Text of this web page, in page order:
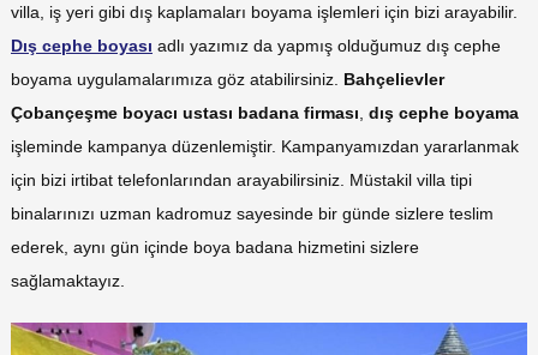
villa, iş yeri gibi dış kaplamaları boyama işlemleri için bizi arayabilir.
Dış cephe boyası adlı yazımız da yapmış olduğumuz dış cephe
boyama uygulamalarımıza göz atabilirsiniz. Bahçelievler
Çobançeşme boyacı ustası badana firması, dış cephe boyama
işleminde kampanya düzenlemiştir. Kampanyamızdan yararlanmak
için bizi irtibat telefonlarından arayabilirsiniz. Müstakil villa tipi
binalarınızı uzman kadromuz sayesinde bir günde sizlere teslim
ederek, aynı gün içinde boya badana hizmetini sizlere
sağlamaktayız.